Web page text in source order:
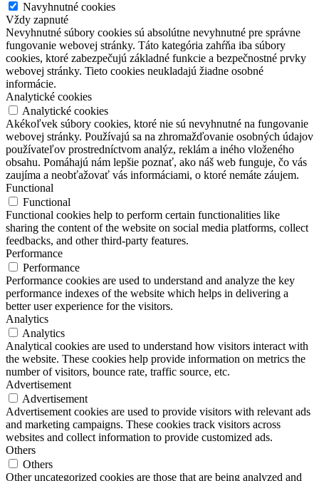
Navyhnutné cookies
Vždy zapnuté
Nevyhnutné súbory cookies sú absolútne nevyhnutné pre správne
fungovanie webovej stránky. Táto kategória zahŕňa iba súbory
cookies, ktoré zabezpečujú základné funkcie a bezpečnostné prvky
webovej stránky. Tieto cookies neukladajú žiadne osobné
informácie.
Analytické cookies
Analytické cookies
Akékoľvek súbory cookies, ktoré nie sú nevyhnutné na fungovanie
webovej stránky. Používajú sa na zhromažďovanie osobných údajov
používateľov prostredníctvom analýz, reklám a iného vloženého
obsahu. Pomáhajú nám lepšie poznať, ako náš web funguje, čo vás
zaujíma a neobťažovať vás informáciami, o ktoré nemáte záujem.
Functional
Functional
Functional cookies help to perform certain functionalities like
sharing the content of the website on social media platforms, collect
feedbacks, and other third-party features.
Performance
Performance
Performance cookies are used to understand and analyze the key
performance indexes of the website which helps in delivering a
better user experience for the visitors.
Analytics
Analytics
Analytical cookies are used to understand how visitors interact with
the website. These cookies help provide information on metrics the
number of visitors, bounce rate, traffic source, etc.
Advertisement
Advertisement
Advertisement cookies are used to provide visitors with relevant ads
and marketing campaigns. These cookies track visitors across
websites and collect information to provide customized ads.
Others
Others
Other uncategorized cookies are those that are being analyzed and